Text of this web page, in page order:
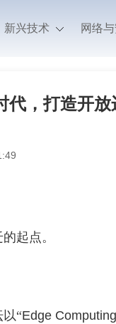
新兴技术 网络
代，打造开
起点。
“Edge